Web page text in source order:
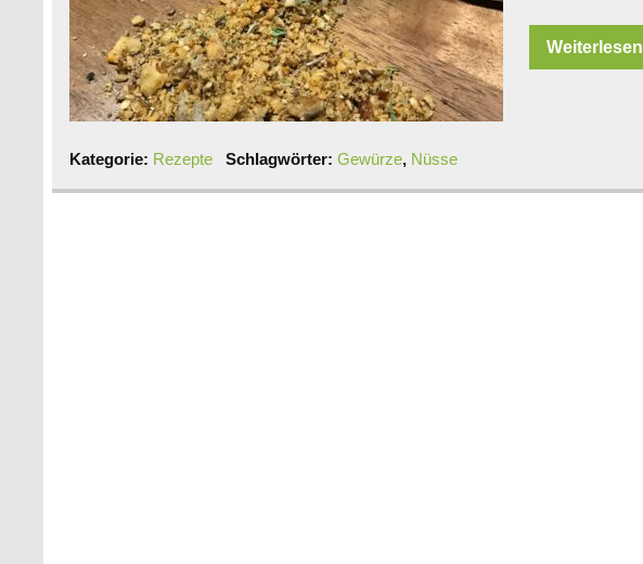
Weiterlesen
Kategorie: Rezepte Schlagwörter: Gewürze, Nüsse